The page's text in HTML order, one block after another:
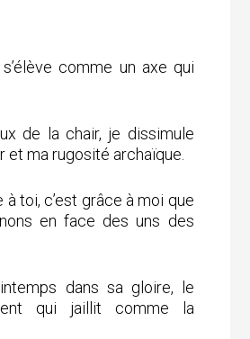
comme un axe qui
de la chair, je dissimule
et ma rugosité archaïque.
toi, c’est grâce à moi que
en face des uns des
dans sa gloire, le
qui jaillit comme la